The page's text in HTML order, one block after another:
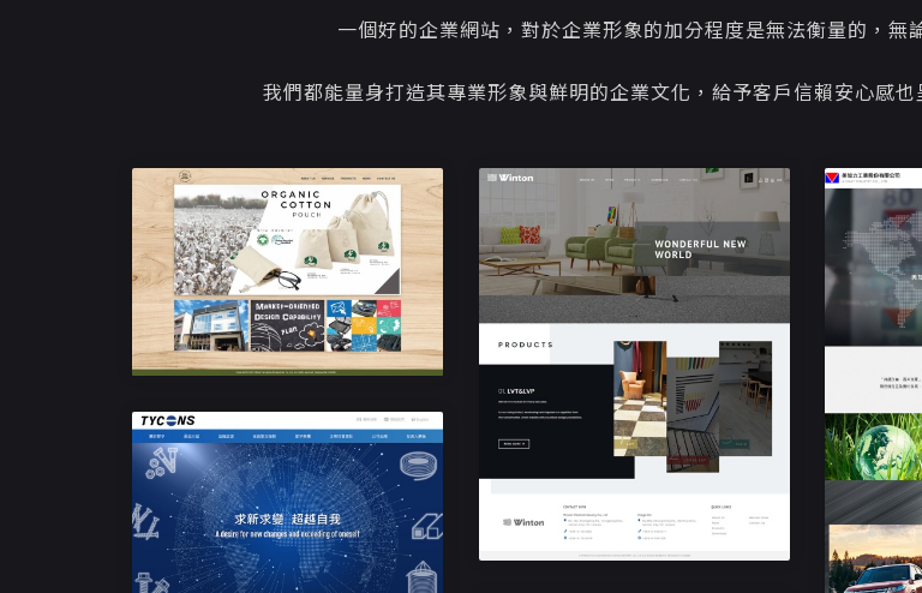
一個好的企業網站，對於企業形象的加分程度是無法衡量的，無
我們都能量身打造其專業形象與鮮明的企業文化，給予客戶信賴安心感
響應式企業網站設計
鐿錡有限公司
響應式企業網站設計
允統塑膠工業
響